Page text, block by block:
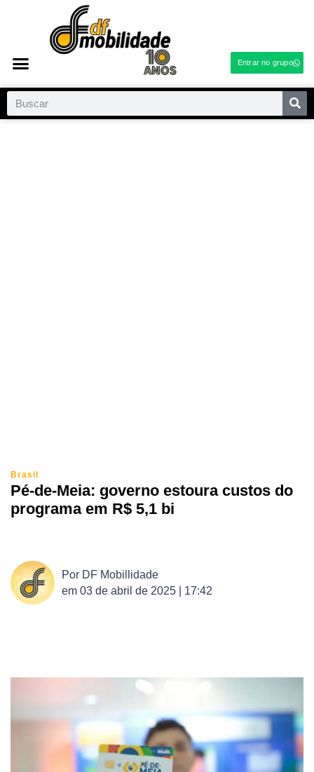
Entrar no grupo
Brasil
Pé-de-Meia: governo estoura custos do
programa em R$ 5,1 bi
Por DF Mobillidade
em 03 de abril de 2025 | 17:42